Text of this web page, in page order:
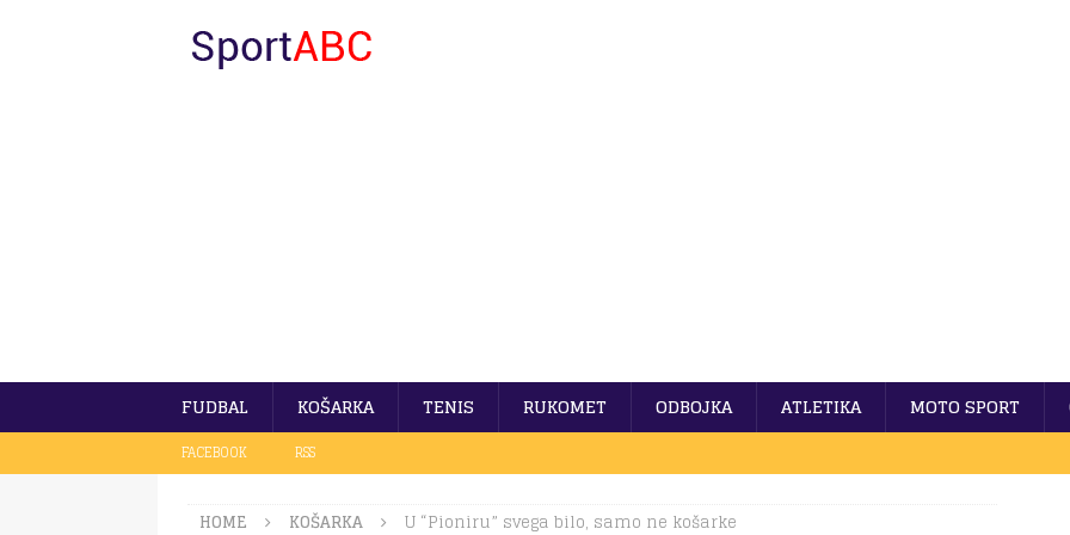
FUDBAL KOŠARKA TENIS RUKOMET ODBOJKA ATLETIKA MOTO SPORT
FACEBOOK RSS
HOME KOŠARKA U “Pioniru” svega bilo, samo ne košarke